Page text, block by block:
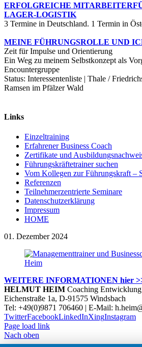
ERFOLGREICHE
LAGER-LOGISTIK
3 Termine in Deutschland. 1 Termin in
MEINE FÜHRUNGSROLLE UND
Zeit für Impulse und Orientierung
Ein Weg zu meinem Selbstkonzept als
Encountergruppe
Status: Interessentenliste | Thale /
Ramsen im Pfälzer Wald
Links
Einzeltraining
Erfahrener Business Coach
Zertifikate und
Führungskräftetrainer suchen
Vom Kollegen zur Führungskraft –
Referenzen
Teilnehmerzentrierte Seminare
Datenschutzerklärung
Impressum
HOME
01. Dezember 2024
WEITERE INFORMATIONEN hier
HELMUT HEIM Coaching
Eichenstraße 1a, D-91575 Windsbach
Tel: +49(0)9871 706460 | E-Mail:
TwitterFacebookLinkedInXingInstagram
Page load link
Nach oben